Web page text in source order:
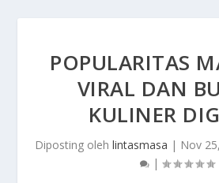
POPULARITAS
VIRAL DAN
KULINER
Diposting oleh lintasmasa | Nov
|